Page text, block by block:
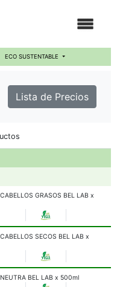
ECO SUSTENTABLE
Lista de Precios
GRASOS BEL LAB x
SECOS BEL LAB x
BEL LAB x 500ml